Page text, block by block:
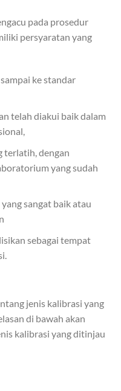
pada prosedur
persyaratan yang
ke standar
telah diakui baik dalam
terlatih, dengan
yang sudah
sangat baik atau
sebagai tempat
jenis kalibrasi yang
di bawah akan
kalibrasi yang ditinjau